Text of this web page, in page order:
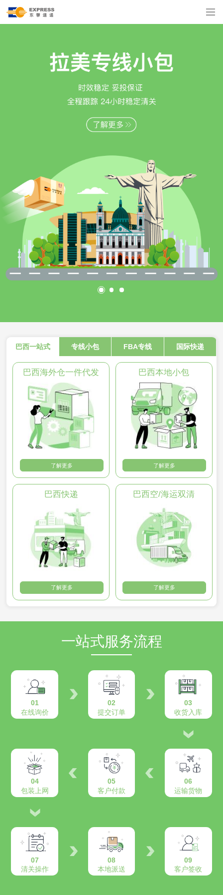
巴西一站式 专线小包 FBA专线 国际快递
巴西海外仓一件代发
了解更多
巴西本地小包
了解更多
巴西快递
了解更多
巴西空/海运双清
了解更多
一站式服务流程
01
在线询价
02
提交订单
03
收货入库
04
包装上网
05
客户付款
06
运输货物
07
清关操作
08
本地派送
09
客户签收